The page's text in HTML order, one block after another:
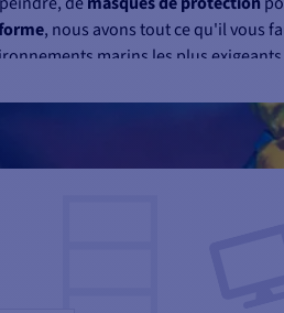
, nous avons tout ce qu'il vous
marins les plus
impeccable et résistante.